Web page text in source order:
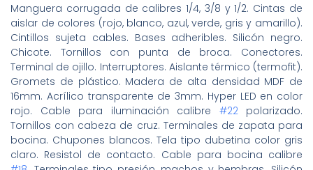
Manguera corrugada de calibres 1/4, 3/8 y 1/2. Cintas de
aislar de colores (rojo, blanco, azul, verde, gris y amarillo).
Cintillos sujeta cables. Bases adheribles. Silicón negro.
Chicote. Tornillos con punta de broca. Conectores.
Terminal de ojillo. Interruptores. Aislante térmico (termofit).
Gromets de plástico. Madera de alta densidad MDF de
16mm. Acrílico transparente de 3mm. Hyper LED en color
rojo. Cable para iluminación calibre #22polarizado.
Tornillos con cabeza de cruz. Terminales de zapata para
bocina. Chupones blancos. Tela tipo dubetina color gris
claro. Resistol de contacto. Cable para bocina calibre